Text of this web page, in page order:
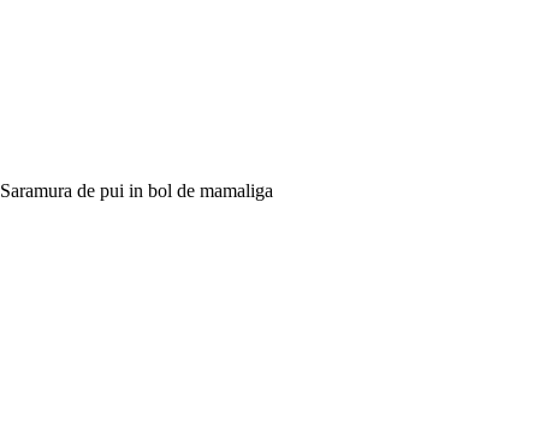
Saramura de pui in bol de mamaliga